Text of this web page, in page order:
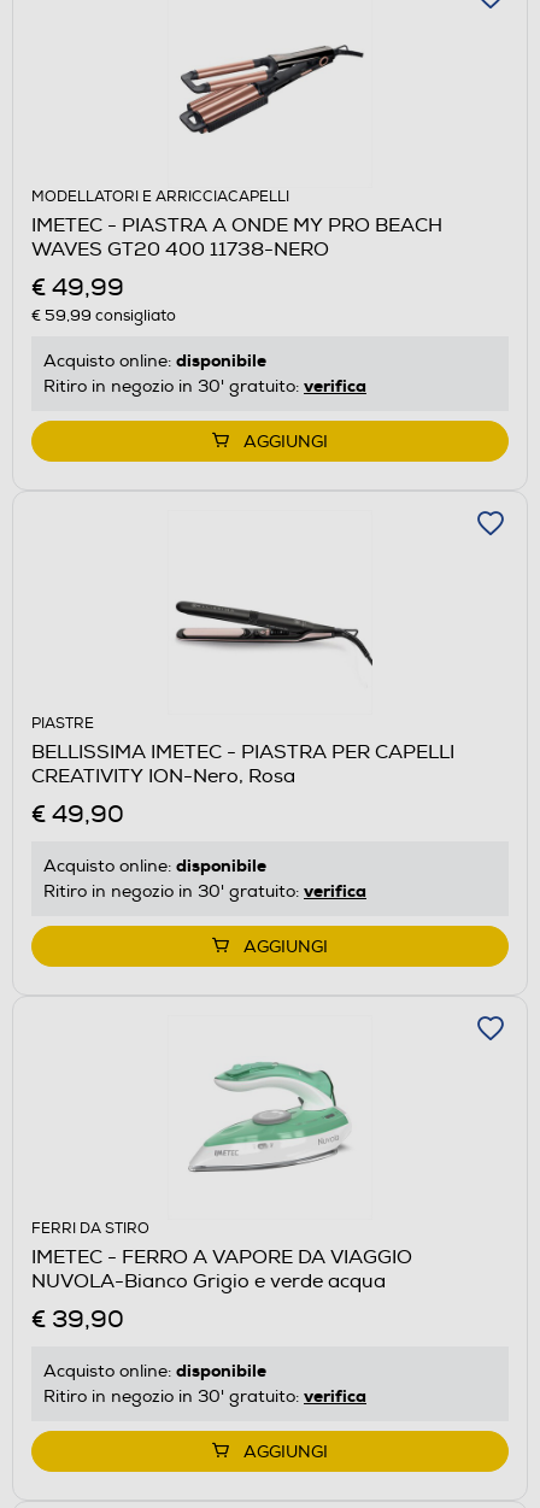
MODELLATORI E ARRICCIACAPELLI
IMETEC - PIASTRA A ONDE MY PRO BEACH
WAVES GT20 400 11738-NERO
€ 49,99
€ 59,99 consigliato
Acquisto online: disponibile
Ritiro in negozio in 30' gratuito: verifica
AGGIUNGI
PIASTRE
BELLISSIMA IMETEC - PIASTRA PER CAPELLI
CREATIVITY ION-Nero, Rosa
€ 49,90
Acquisto online: disponibile
Ritiro in negozio in 30' gratuito: verifica
AGGIUNGI
FERRI DA STIRO
IMETEC - FERRO A VAPORE DA VIAGGIO
NUVOLA-Bianco Grigio e verde acqua
€ 39,90
Acquisto online: disponibile
Ritiro in negozio in 30' gratuito: verifica
AGGIUNGI